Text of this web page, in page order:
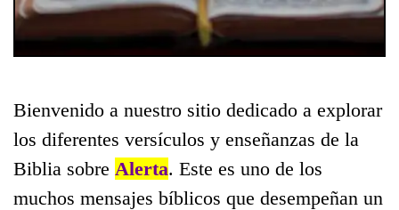
Bienvenido a nuestro sitio dedicado a explorar
los diferentes versículos y enseñanzas de la
Biblia sobre Alerta. Este es uno de los
muchos mensajes bíblicos que desempeñan un